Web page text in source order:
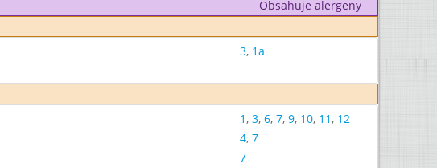
Obsahuje alergeny
3, 1a
1, 3, 6, 7, 9, 10, 11, 12
4, 7
7